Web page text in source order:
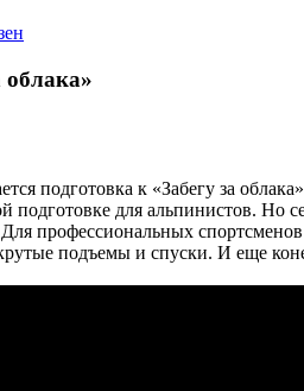
облака»
подготовка к «Забегу за
подготовке для альпинистов.
профессиональных
подъемы и спуски. И еще